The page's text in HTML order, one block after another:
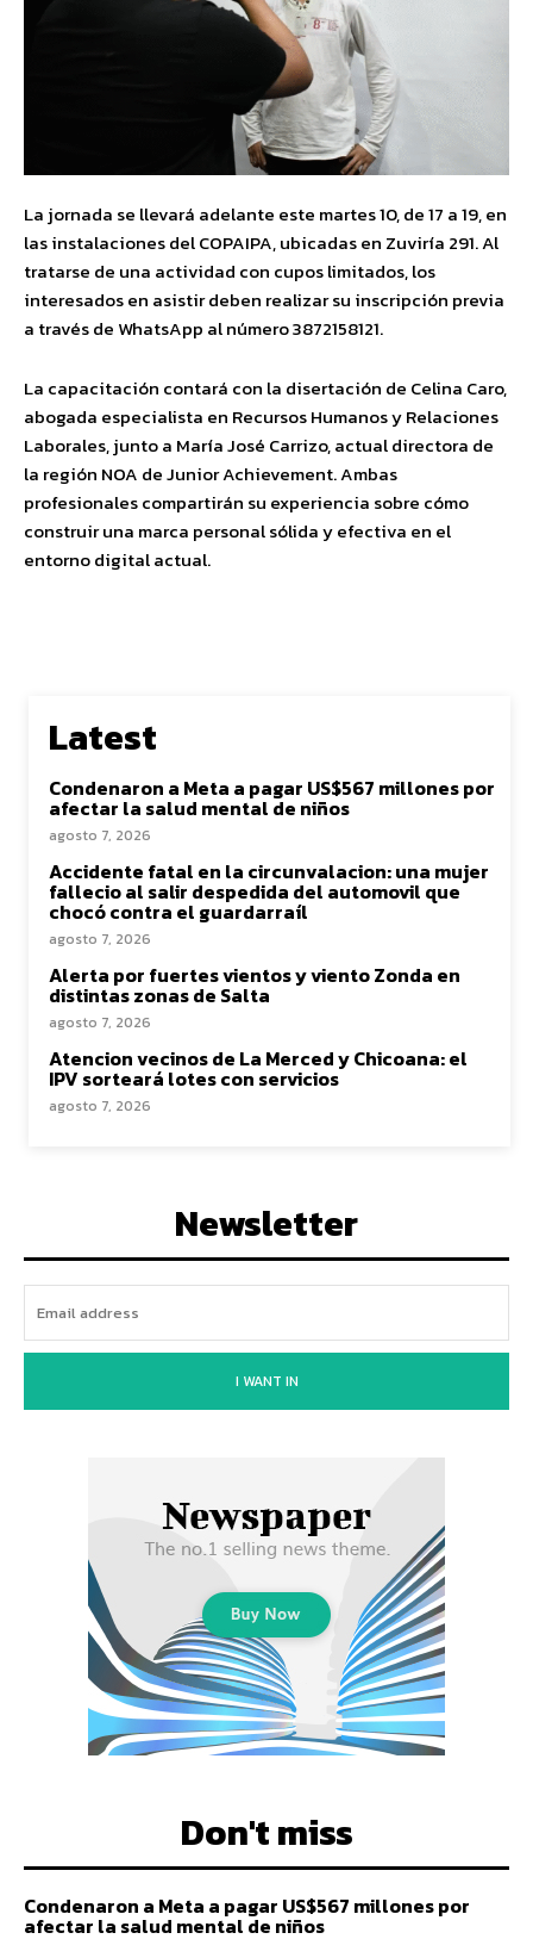
La jornada se llevará adelante este martes 10, de 17 a 19, en
las instalaciones del COPAIPA, ubicadas en Zuviría 291. Al
tratarse de una actividad con cupos limitados, los
interesados en asistir deben realizar su inscripción previa
a través de WhatsApp al número 3872158121.
La capacitación contará con la disertación de Celina Caro,
abogada especialista en Recursos Humanos y Relaciones
Laborales, junto a María José Carrizo, actual directora de
la región NOA de Junior Achievement. Ambas
profesionales compartirán su experiencia sobre cómo
construir una marca personal sólida y efectiva en el
entorno digital actual.
Latest
Condenaron a Meta a pagar US$567 millones por
afectar la salud mental de niños
agosto 7, 2026
Accidente fatal en la circunvalacion: una mujer
fallecio al salir despedida del automovil que
chocó contra el guardarraíl
agosto 7, 2026
Alerta por fuertes vientos y viento Zonda en
distintas zonas de Salta
agosto 7, 2026
Atencion vecinos de La Merced y Chicoana: el
IPV sorteará lotes con servicios
agosto 7, 2026
Newsletter
I WANT IN
Don't miss
Condenaron a Meta a pagar US$567 millones por
afectar la salud mental de niños